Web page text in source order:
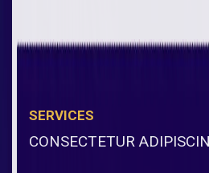
SERVICES
CONSECTETUR